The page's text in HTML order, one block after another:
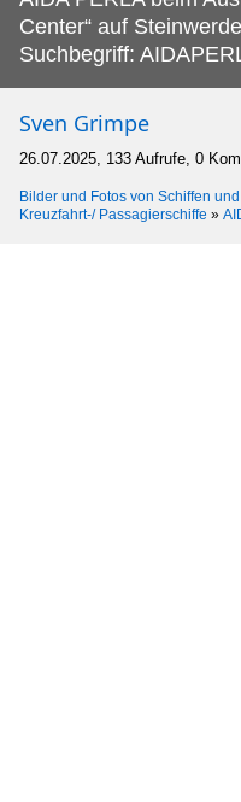
Center“ auf
Suchbegriff:
Sven Grimpe
26.07.2025, 133 Aufrufe, 0
Bilder und Fotos von Schiffen
Kreuzfahrt-/ Passagierschiffe »